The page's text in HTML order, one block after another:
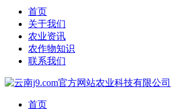
首页
关于我们
农业资讯
农作物知识
联系我们
首页